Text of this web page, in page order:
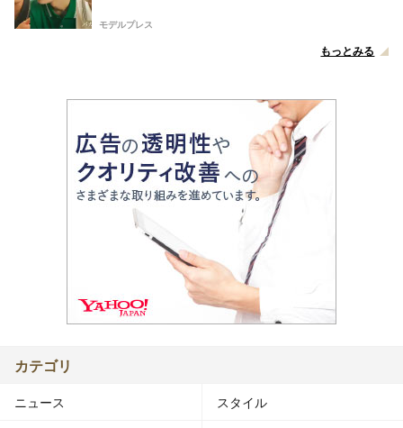
モデルプレス
もっとみる
カテゴリ
ニュース スタイル